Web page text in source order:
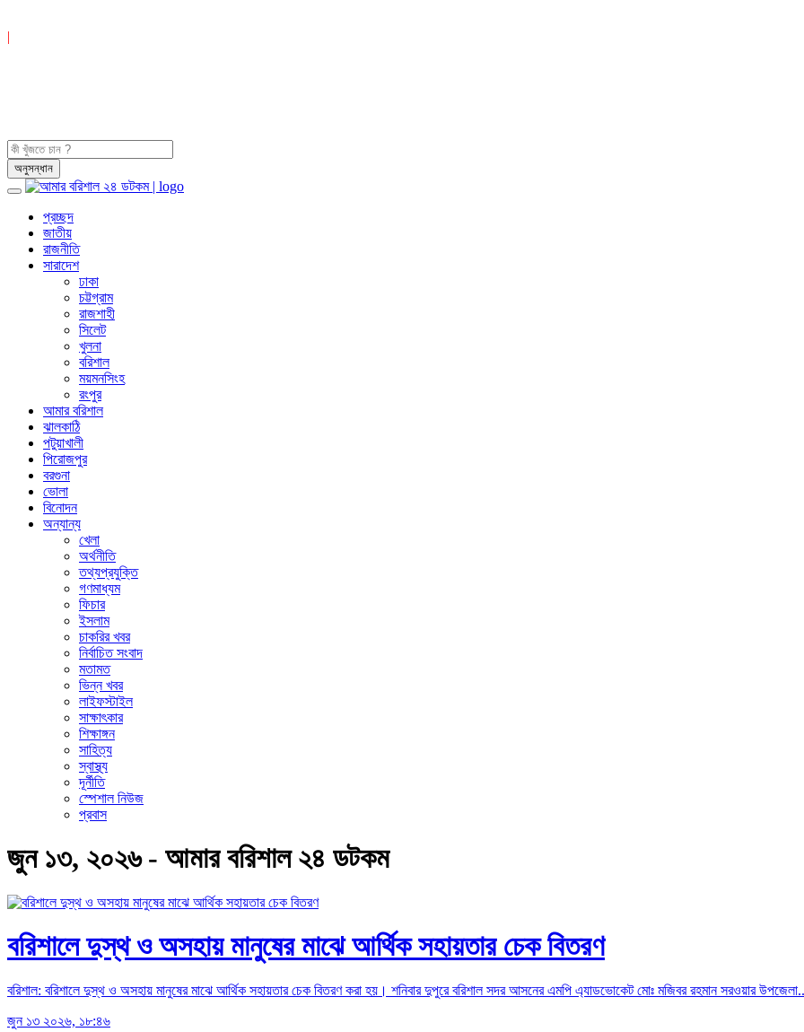
|
প্রচ্ছদ
জাতীয়
রাজনীতি
সারাদেশ
ঢাকা
চট্টগ্রাম
রাজশাহী
সিলেট
খুলনা
বরিশাল
ময়মনসিংহ
রংপুর
আমার বরিশাল
ঝালকাঠি
পটুয়াখালী
পিরোজপুর
বরগুনা
ভোলা
বিনোদন
অন্যান্য
খেলা
অর্থনীতি
তথ্যপ্রযুক্তি
গণমাধ্যম
ফিচার
ইসলাম
চাকরির খবর
নির্বাচিত সংবাদ
মতামত
ভিন্ন খবর
লাইফস্টাইল
সাক্ষাৎকার
শিক্ষাঙ্গন
সাহিত্য
স্বাস্থ্য
দূর্নীতি
স্পেশাল নিউজ
প্রবাস
জুন ১৩, ২০২৬ - আমার বরিশাল ২৪ ডটকম
বরিশালে দুস্থ ও অসহায় মানুষের মাঝে আর্থিক সহায়তার চেক বিতরণ
বরিশাল: বরিশালে দুস্থ ও অসহায় মানুষের মাঝে আর্থিক সহায়তার চেক বিতরণ করা হয়। শনিবার দুপুরে বরিশাল সদর আসনের এমপি এ্যাডভোকেট মোঃ মজিবর রহমান সরওয়ার
জুন ১৩ ২০২৬, ১৮:৪৬